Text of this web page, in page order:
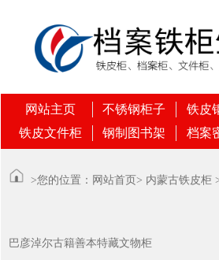
网站主页 不锈钢柜子 铁皮
铁皮文件柜
钢制图书架 档案
>您的位置： 网站首页> 内蒙古铁皮柜
巴彦淖尔古籍善本特藏文物柜